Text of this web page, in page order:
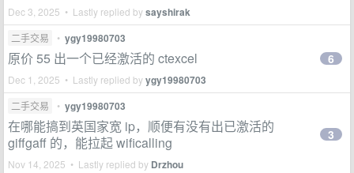
Dec 3, 2025 • Lastly replied bysayshirak
二手交易 • ygy19980703
原价 55 出一个已经激活的 ctexcel
Dec 1, 2025 • Lastly replied byygy19980703
6
二手交易 • ygy19980703
在哪能搞到英国家宽 ip，顺便有没有出已激活的
giffgaff 的，能拉起 wificalling
Nov 14, 2025 • Lastly replied by Drzhou
3